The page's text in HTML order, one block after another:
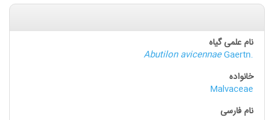
Abutilon avicennaeGaertn.
Malvaceae